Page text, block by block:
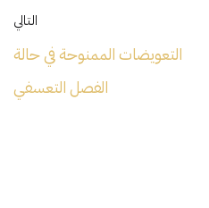
التالي
التعويضات الممنوحة في حالة
الفصل التعسفي